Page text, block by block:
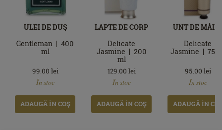
ULEI DE DUŞ
Gentleman
400
ml
99.00 lei
În stoc
ADAUGĂ ÎN COŞ
LAPTE DE CORP
Delicate
Jasmine
200
ml
129.00 lei
În stoc
ADAUGĂ ÎN COŞ
UNT DE MÂINI
Delicate
Jasmine
75
95.00 lei
În stoc
ADAUGĂ ÎN